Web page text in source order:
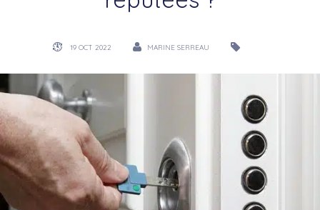
19 OCT 2022 MARINE SERREAU